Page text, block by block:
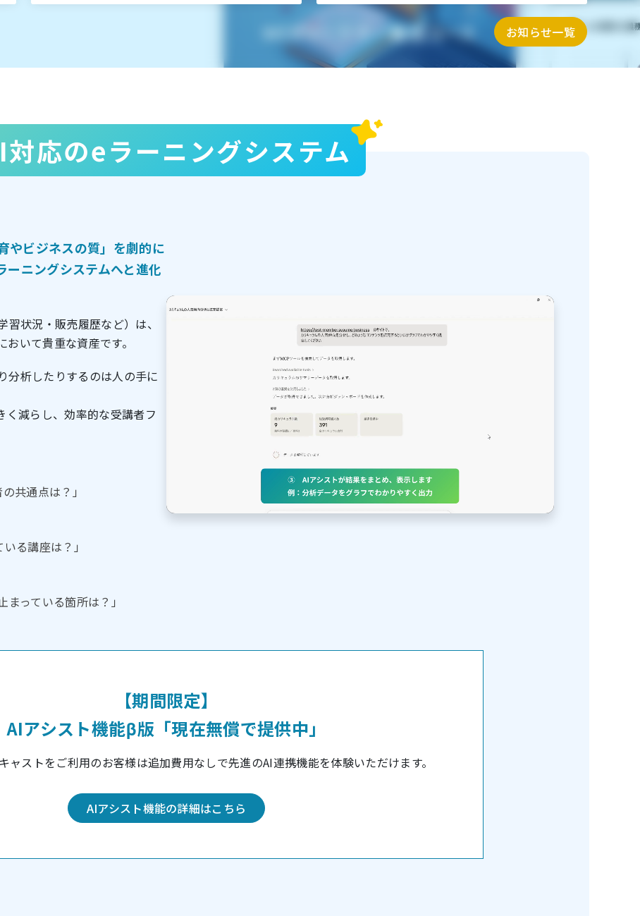
お知らせ一覧
応のeラーニングシステム
やビジネスの質」を劇的に
ーニングシステムへと進化
状況・販売履歴など）は、
いて貴重な資産です。
分析したりするのは人の手に
く減らし、効率的な受講者フ
共通点は？」
る講座は？」
まっている箇所は？」
【期間限定】
AIアシスト機能β版「現在無償で提供中」
ャストをご利用のお客様は追加費用なしで先進のAI連携機能を体験いただけます。
AIアシスト機能の詳細はこちら